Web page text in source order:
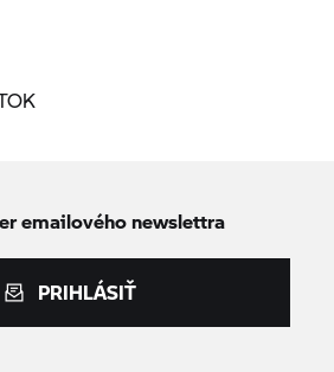
emailového newslettra
PRIHLÁSIŤ